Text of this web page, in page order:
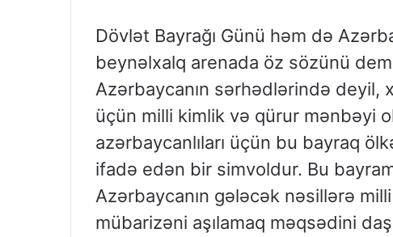
Dövlət Bayrağı Günü həm də
beynəlxalq arenada öz sözünü
Azərbaycanın sərhədlərində deyil,
üçün milli kimlik və qürur mənbəyi
azərbaycanlıları üçün bu bayraq
ifadə edən bir simvoldur. Bu
Azərbaycanın gələcək nəsillərə
mübarizəni aşılamaq məqsədini